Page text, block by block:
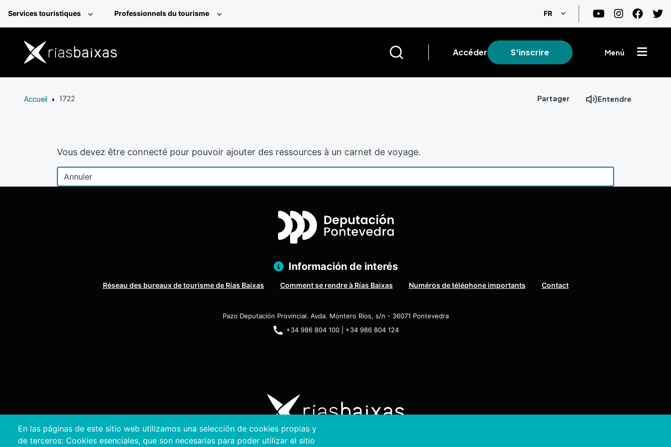
Services touristiques Professionnels du tourisme FR Lister les actions
Accéder S'inscrire Menú
Accueil 1722 Partager Entendre
Vous devez être connecté pour pouvoir ajouter des ressources à un carnet de voyage.
En las páginas de este sitio web utilizamos una selección de cookies propias y
de terceros: Cookies esenciales, que son necesarias para poder utilizar el sitio
Información de interés
Réseau des bureaux de tourisme de Rías Baixas Comment se rendre à Rías Baixas Numéros de téléphone importants Contact
Pazo Deputación Provincial. Avda. Montero Ríos, s/n - 36071 Pontevedra
+34 986 804 100 | +34 986 804 124